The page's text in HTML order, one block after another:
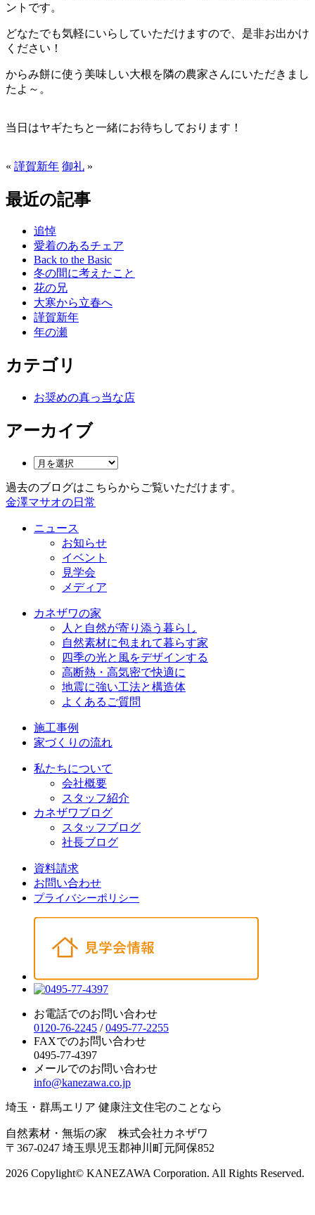
ントです。
どなたでも気軽にいらしていただけますので、是非お出かけ
ください！
からみ餅に使う美味しい大根を隣の農家さんにいただきまし
たよ～。
当日はヤギたちと一緒にお待ちしております！
« 謹賀新年 御礼 »
最近の記事
追悼
愛着のあるチェア
Back to the Basic
冬の間に考えたこと
花の兄
大寒から立春へ
謹賀新年
年の瀬
カテゴリ
お奨めの真っ当な店
アーカイブ
過去のブログはこちらからご覧いただけます。
金澤マサオの日常
ニュース
お知らせ
イベント
見学会
メディア
カネザワの家
人と自然が寄り添う暮らし
自然素材に包まれて暮らす家
四季の光と風をデザインする
高断熱・高気密で快適に
地震に強い工法と構造体
よくあるご質問
施工事例
家づくりの流れ
私たちについて
会社概要
スタッフ紹介
カネザワブログ
スタッフブログ
社長ブログ
資料請求
お問い合わせ
プライバシーポリシー
お電話でのお問い合わせ
0120-76-2245 /0495-77-2255
FAXでのお問い合わせ
0495-77-4397
メールでのお問い合わせ
info@kanezawa.co.jp
埼玉・群馬エリア 健康注文住宅のことなら
自然素材・無垢の家 株式会社カネザワ
〒367-0247 埼玉県児玉郡神川町元阿保852
2026 Copylight© KANEZAWA Corporation. All Rights Reserved.